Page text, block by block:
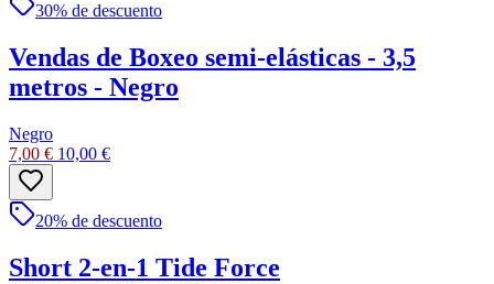
30% de descuento
Vendas de Boxeo semi-elásticas - 3,5
metros - Negro
Negro
7,00 € 10,00 €
20% de descuento
Short 2-en-1 Tide Force